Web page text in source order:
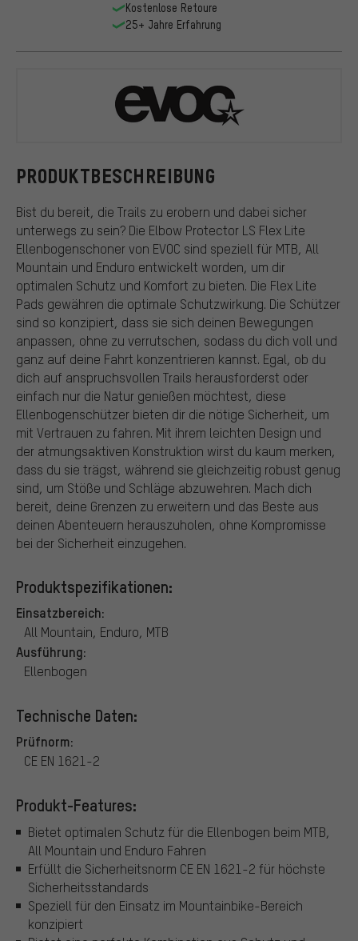
PRODUKTBESCHREIBUNG
Bist du bereit, die Trails zu erobern und dabei sicher
unterwegs zu sein? Die Elbow Protector LS Flex Lite
Ellenbogenschoner von EVOC sind speziell für MTB, All
Mountain und Enduro entwickelt worden, um dir
optimalen Schutz und Komfort zu bieten. Die Flex Lite
Pads gewähren die optimale Schutzwirkung. Die Schützer
sind so konzipiert, dass sie sich deinen Bewegungen
anpassen, ohne zu verrutschen, sodass du dich voll und
ganz auf deine Fahrt konzentrieren kannst. Egal, ob du
dich auf anspruchsvollen Trails herausforderst oder
einfach nur die Natur genießen möchtest, diese
Ellenbogenschützer bieten dir die nötige Sicherheit, um
mit Vertrauen zu fahren. Mit ihrem leichten Design und
der atmungsaktiven Konstruktion wirst du kaum merken,
dass du sie trägst, während sie gleichzeitig robust genug
sind, um Stöße und Schläge abzuwehren. Mach dich
bereit, deine Grenzen zu erweitern und das Beste aus
deinen Abenteuern herauszuholen, ohne Kompromisse
bei der Sicherheit einzugehen.
Produktspezifikationen:
Einsatzbereich:
All Mountain, Enduro, MTB
Ausführung:
Ellenbogen
Technische Daten:
Prüfnorm:
CE EN 1621-2
Produkt-Features:
Bietet optimalen Schutz für die Ellenbogen beim MTB,
All Mountain und Enduro Fahren
Erfüllt die Sicherheitsnorm CE EN 1621-2 für höchste
Sicherheitsstandards
Speziell für den Einsatz im Mountainbike-Bereich
konzipiert
Kostenlose Retoure
25+ Jahre Erfahrung